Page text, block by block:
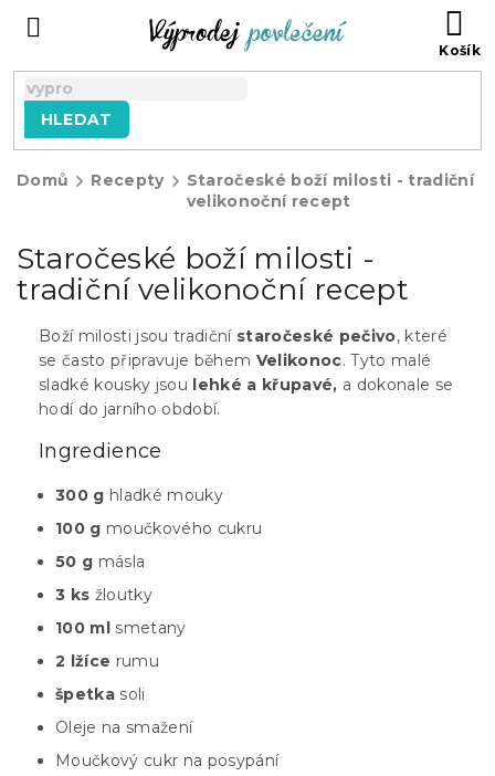
HLEDAT
Domů Recepty
Staročeské boží milosti - tradiční
velikonoční recept
Staročeské boží milosti -
tradiční velikonoční recept
Boží milosti jsou tradiční staročeské pečivo, které
se často připravuje během Velikonoc. Tyto malé
sladké kousky jsou lehké a křupavé, a dokonale se
hodí do jarního období.
Ingredience
300 g hladké mouky
100 g moučkového cukru
50 g másla
3 ks žloutky
100 ml smetany
2 lžíce rumu
špetka soli
Oleje na smažení
Moučkový cukr na posypání